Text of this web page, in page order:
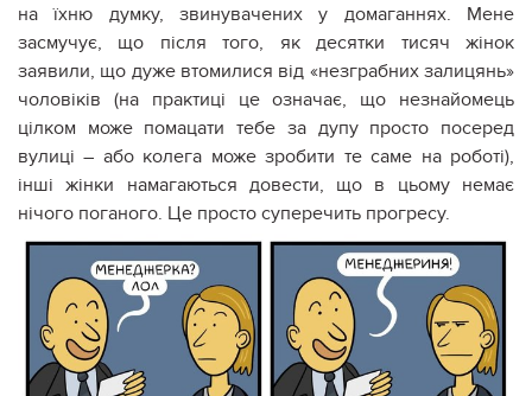
на їхню думку, звинувачених у домаганнях. Мене
засмучує, що після того, як десятки тисяч жінок
заявили, що дуже втомилися від «незграбних залицянь»
чоловіків (на практиці це означає, що незнайомець
цілком може помацати тебе за дупу просто посеред
вулиці – або колега може зробити те саме на роботі),
інші жінки намагаються довести, що в цьому немає
нічого поганого. Це просто суперечить прогресу.